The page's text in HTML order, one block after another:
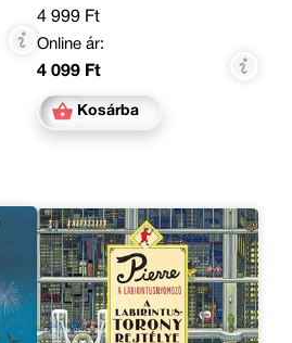
4 999 Ft
Online ár:
4 099 Ft
Kosárba